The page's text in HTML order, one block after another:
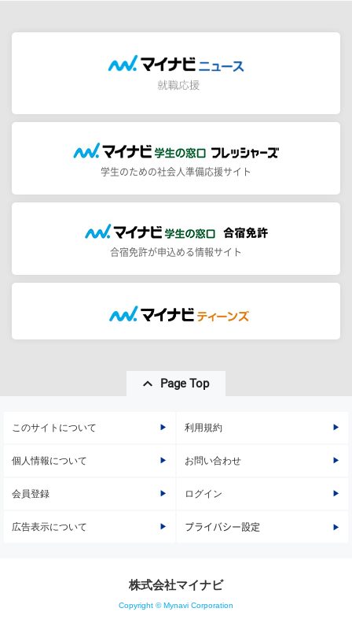
学生のための社会人準備応援サイト
合宿免許が申込める情報サイト
Page Top
このサイトについて 利用規約
個人情報について お問い合わせ
会員登録 ログイン
広告表示について プライバシー設定
株式会社マイナビ
Copyright © Mynavi Corporation